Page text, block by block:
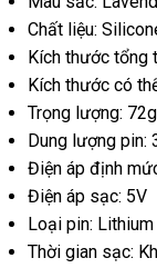
Chất liệu:
Kích thước tổng
Kích thước có
Trọng lượng: 72g
Dung lượng pin:
Điện áp định
Điện áp sạc: 5V
Loại pin:
Thời gian sạc: